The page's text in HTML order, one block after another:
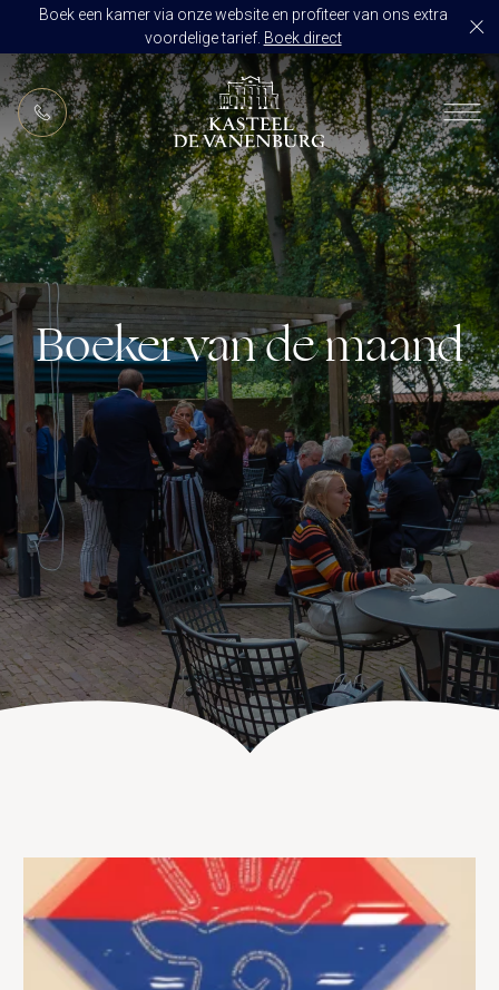
Boek een kamer via onze website en profiteer van ons extra
voordelige tarief. Boek direct
NL
RESTAURANT DE VANENBURG
BRASSERIE DE HOEVE
CULINAIR GENIETEN ARRANGEMENT
KAMERS
ARRANGEMENTEN
ALLES OP ÉÉN LOCATIE
TROUWZALEN
VOORBEELDOFFERTE
BRUIDSSUITE
TROUWLOCATIE ROUTE
ARRANGEMENTEN
ACTIVITEITEN
CONGRES OF CONFERENTIE
EVENEMENT
VERGADERING
VERGADEREN MET OVERNACHTING
ZALEN
JUBILEUM
FEEST
CONCERT
GROEPSDINER
UITVAART EN CONDOLEANCE
OVER KASTEEL DE VANENBURG
GESCHIEDENIS
ONS TEAM
AGENDA
PLATTEGROND
VERHALEN
IN DE OMGEVING
HUISREGELS EN VEELGESTELDE VRAGEN
Vanenburgerallee 13
3882 RH Putten
Route plannen
info@vanenburg.nl
0341 375 454
Boeker van de maand